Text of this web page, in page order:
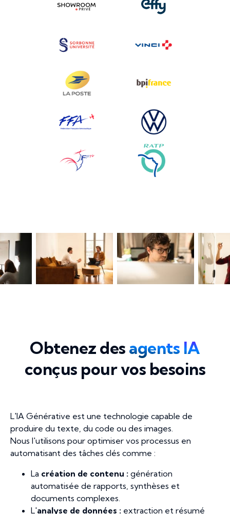
Obtenez des agents IA
conçus pour vos besoins
L'IA Générative est une technologie capable de
produire du texte, du code ou des images.
Nous l'utilisons pour optimiser vos processus en
automatisant des tâches clés comme :
La création de contenu : génération
automatisée de rapports, synthèses et
documents complexes.
L'analyse de données : extraction et résumé